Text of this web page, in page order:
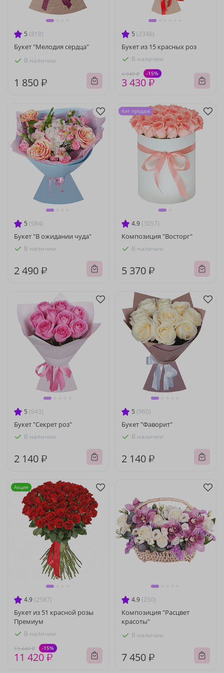
5 (818)
Букет "Мелодия сердца"
В наличии
1 850 ₽
5 (2346)
Букет из 15 красных роз
В наличии
4 040 ₽ -15%
3 430 ₽
5 (984)
Букет "В ожидании чуда"
В наличии
2 490 ₽
4.9 (3057)
Композиция "Восторг"
В наличии
5 370 ₽
Хит продаж
5 (943)
Букет "Секрет роз"
В наличии
2 140 ₽
5 (960)
Букет "Фаворит"
В наличии
2 140 ₽
4.9 (2587)
Букет из 51 красной розы
Премиум
В наличии
13 440 ₽ -15%
11 420 ₽
Акция
4.9 (250)
Композиция "Расцвет
красоты"
В наличии
7 450 ₽